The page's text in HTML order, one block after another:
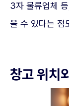
3자 물류업체
을 수 있다는 점
창고 위치